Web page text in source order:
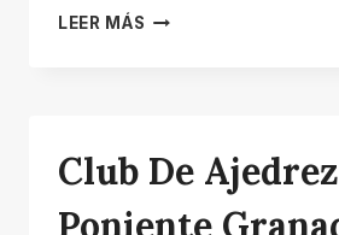
LEER MÁS PISCINA
Club De Ajedrez
Poniente